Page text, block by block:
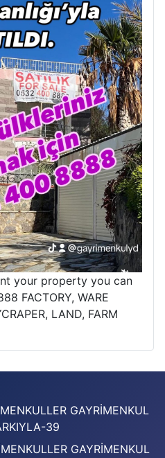
your property you can
FACTORY, WARE
LAND, FARM
GAYRİMENKUL
39
GAYRİMENKUL